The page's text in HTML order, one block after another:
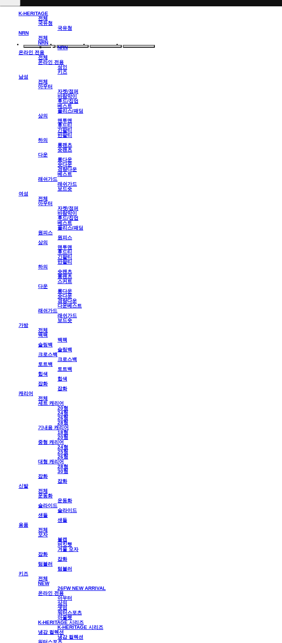
K-HERITAGE
전체
국유청
국유청
NRN
전체
NRN
NRN
온라인 전용
전체
온라인 전용
성인
키즈
남성
전체
아우터
자켓/점퍼
바람막이
후드/집업
베스트
플리스/패딩
상의
맨투맨
후드티
긴팔티
반팔티
하의
롱팬츠
숏팬츠
다운
롱다운
숏다운
경량다운
베스트
래쉬가드
래쉬가드
보드숏
여성
전체
아우터
자켓/점퍼
바람막이
후드/집업
베스트
플리스/패딩
원피스
원피스
상의
맨투맨
후드티
긴팔티
반팔티
하의
숏팬츠
롱팬츠
스커트
다운
롱다운
숏다운
경량다운
다운베스트
래쉬가드
래쉬가드
보드숏
가방
전체
백팩
백팩
슬링백
슬링백
크로스백
크로스백
토트백
토트백
힙색
힙색
잡화
잡화
캐리어
전체
세트 캐리어
20형
24형
26형
28형
기내용 캐리어
18형
20형
중형 캐리어
24형
25형
26형
대형 캐리어
28형
30형
잡화
잡화
신발
전체
운동화
운동화
슬라이드
슬라이드
샌들
샌들
용품
전체
모자
볼캡
버킷햇
겨울 모자
잡화
잡화
텀블러
텀블러
키즈
전체
NEW
26FW NEW ARRIVAL
온라인 전용
아우터
상의
셋업
워터스포츠
아울렛
K-HERITAGE 시리즈
K-HERITAGE 시리즈
냉감 컬렉션
냉감 컬렉션
워터스포츠